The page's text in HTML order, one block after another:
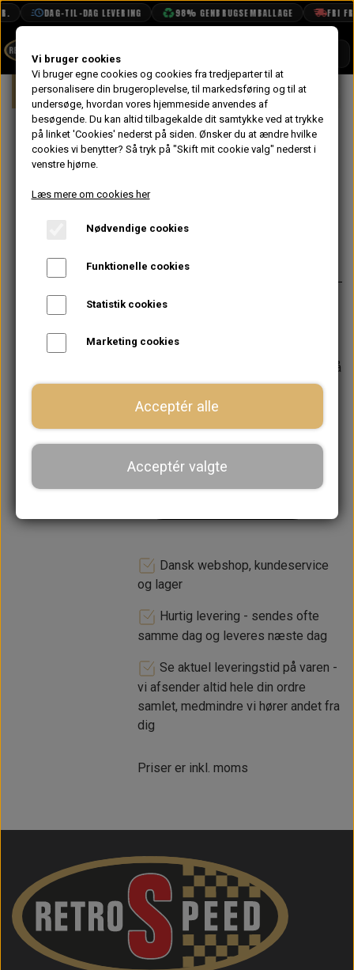
DAG-TIL-DAG LEVERING 98% GENBRUGSEMBALLAGE FRI
BOOK TID
PROJEKTER
TEKNISK DATA
VANDPOLERING
Forside Mini Elektrisk System Relæer,
På lager
Gulv Kontakt til
Justering MK1
159,20 kr.
Varenummer: RTC432A
Denne type kontakt var standard på
Varen er på
lager. 1-2 dages leveringstid
− +
LÆG I KURV
Dansk webshop, kundeservice
og lager
Hurtig levering - sendes ofte
samme dag og leveres næste dag
Se aktuel leveringstid på varen -
vi afsender altid hele din ordre
samlet, medmindre vi hører andet fra
dig
Priser er inkl. moms
Vi bruger cookies
Vi bruger egne cookies og cookies fra tredjeparter til at
personalisere din brugeroplevelse, til markedsføring og til at
undersøge, hvordan vores hjemmeside anvendes af
besøgende. Du kan altid tilbagekalde dit samtykke ved at trykke
på linket 'Cookies' nederst på siden. Ønsker du at ændre hvilke
cookies vi benytter? Så tryk på "Skift mit cookie valg" nederst i
venstre hjørne.
Læs mere om cookies her
Nødvendige cookies
Funktionelle cookies
Statistik cookies
Marketing cookies
Acceptér alle
Acceptér valgte